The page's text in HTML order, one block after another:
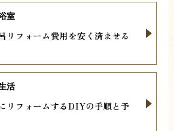
リフォーム費用を安く済ませる
室
リフォームするDIYの手順と予
活